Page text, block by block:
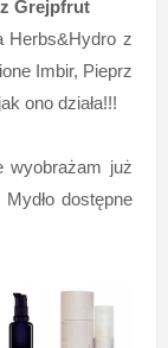
Grejpfrut
Herbs&Hydro z
Imbir, Pieprz
ono działa!!!
wyobrażam już
dostępne